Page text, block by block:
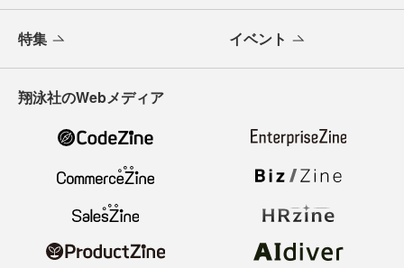
特集 イベント
翔泳社のWebメディア